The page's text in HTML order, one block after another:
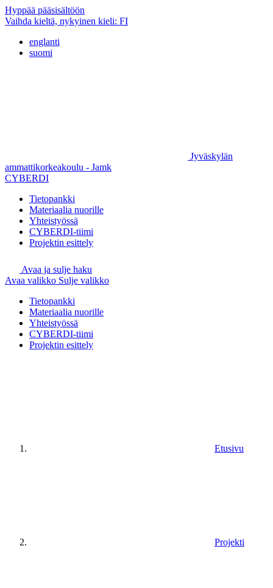
Hyppää pääsisältöön
Vaihda kieltä, nykyinen kieli: FI
englanti
suomi
Jyväskylän
ammattikorkeakoulu - Jamk
CYBERDI
Tietopankki
Materiaalia nuorille
Yhteistyössä
CYBERDI-tiimi
Projektin esittely
Avaa ja sulje haku
Avaa valikko Sulje valikko
Tietopankki
Materiaalia nuorille
Yhteistyössä
CYBERDI-tiimi
Projektin esittely
Etusivu
Projekti